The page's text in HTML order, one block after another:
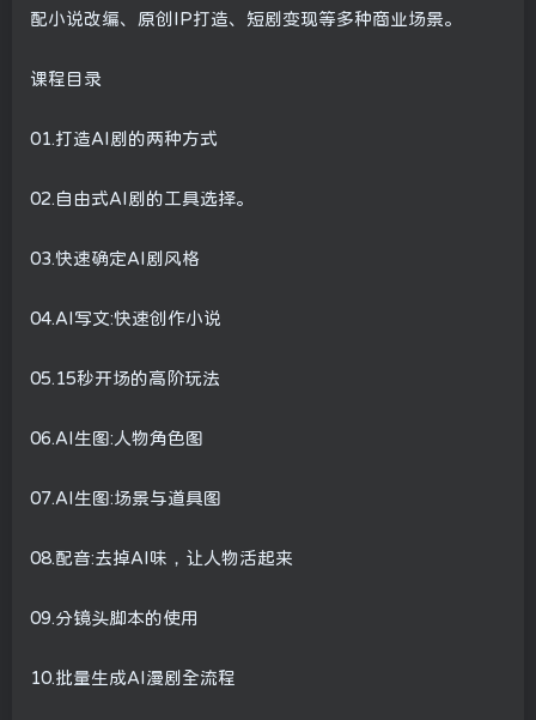
配小说改编、原创IP打造、短剧变现等多种商业场景。
课程目录
01.打造AI剧的两种方式
02.自由式AI剧的工具选择。
03.快速确定AI剧风格
04.AI写文:快速创作小说
05.15秒开场的高阶玩法
06.AI生图:人物角色图
07.AI生图:场景与道具图
08.配音:去掉AI味，让人物活起来
09.分镜头脚本的使用
10.批量生成AI漫剧全流程